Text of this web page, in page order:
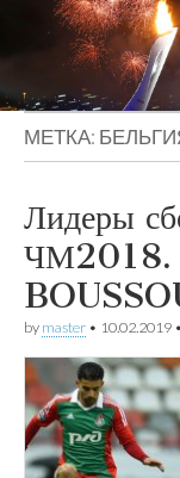
МЕТКА:
Лидеры
ЧМ2018.
by master • 10.02.2019 •